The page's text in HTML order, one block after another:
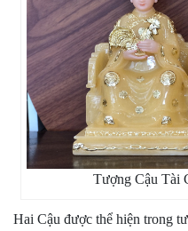
Tượng Cậu Tài
Hai Cậu được thể hiện trong